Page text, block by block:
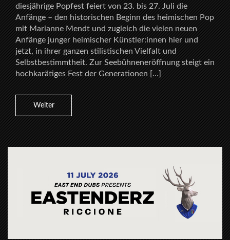
diesjährige Popfest feiert von 23. bis 27. Juli die
Anfänge – den historischen Beginn des heimischen Pop
mit Marianne Mendt und zugleich die vielen neuen
Anfänge junger heimischer Künstler:innen hier und
jetzt, in ihrer ganzen stilistischen Vielfalt und
Selbstbestimmtheit. Zur Seebühneneröffnung steigt ein
hochkarätiges Fest der Generationen […]
Weiter